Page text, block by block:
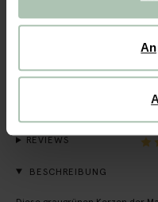
Rechnungskauf möglich
REVIEWS
BESCHREIBUNG